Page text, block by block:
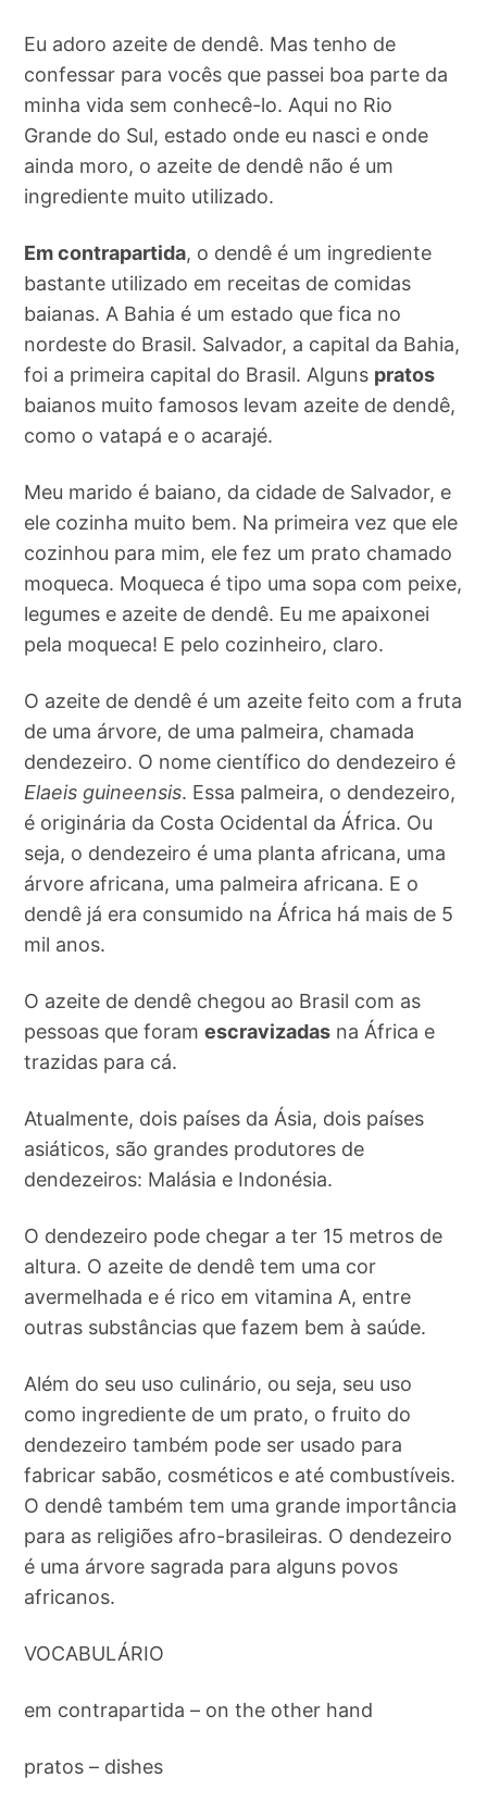
Eu adoro azeite de dendê. Mas tenho de
confessar para vocês que passei boa parte da
minha vida sem conhecê-lo. Aqui no Rio
Grande do Sul, estado onde eu nasci e onde
ainda moro, o azeite de dendê não é um
ingrediente muito utilizado.
Em contrapartida, o dendê é um ingrediente
bastante utilizado em receitas de comidas
baianas. A Bahia é um estado que fica no
nordeste do Brasil. Salvador, a capital da Bahia,
foi a primeira capital do Brasil. Alguns pratos
baianos muito famosos levam azeite de dendê,
como o vatapá e o acarajé.
Meu marido é baiano, da cidade de Salvador, e
ele cozinha muito bem. Na primeira vez que ele
cozinhou para mim, ele fez um prato chamado
moqueca. Moqueca é tipo uma sopa com peixe,
legumes e azeite de dendê. Eu me apaixonei
pela moqueca! E pelo cozinheiro, claro.
O azeite de dendê é um azeite feito com a fruta
de uma árvore, de uma palmeira, chamada
dendezeiro. O nome científico do dendezeiro é
Elaeis guineensis. Essa palmeira, o dendezeiro,
é originária da Costa Ocidental da África. Ou
seja, o dendezeiro é uma planta africana, uma
árvore africana, uma palmeira africana. E o
dendê já era consumido na África há mais de 5
mil anos.
O azeite de dendê chegou ao Brasil com as
pessoas que foramescravizadas na África e
trazidas para cá.
Atualmente, dois países da Ásia, dois países
asiáticos, são grandes produtores de
dendezeiros: Malásia e Indonésia.
O dendezeiro pode chegar a ter 15 metros de
altura. O azeite de dendê tem uma cor
avermelhada e é rico em vitamina A, entre
outras substâncias que fazem bem à saúde.
Além do seu uso culinário, ou seja, seu uso
como ingrediente de um prato, o fruito do
dendezeiro também pode ser usado para
fabricar sabão, cosméticos e até combustíveis.
O dendê também tem uma grande importância
para as religiões afro-brasileiras. O dendezeiro
é uma árvore sagrada para alguns povos
africanos.
VOCABULÁRIO
em contrapartida – on the other hand
pratos – dishes